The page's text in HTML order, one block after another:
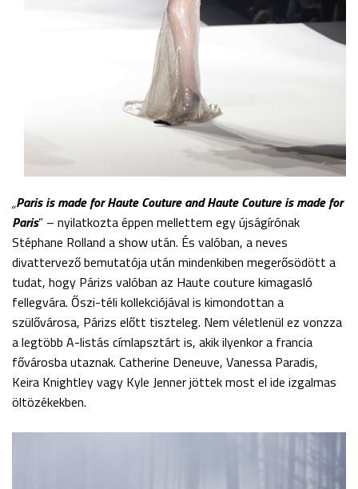
„Paris is made for Haute Couture and Haute Couture is made for
Paris” – nyilatkozta éppen mellettem egy újságírónak
Stéphane Rolland a show után. És valóban, a neves
divattervező bemutatója után mindenkiben megerősödött a
tudat, hogy Párizs valóban az Haute couture kimagasló
fellegvára. Őszi-téli kollekciójával is kimondottan a
szülővárosa, Párizs előtt tiszteleg. Nem véletlenül ez vonzza
a legtöbb A-listás címlapsztárt is, akik ilyenkor a francia
fővárosba utaznak. Catherine Deneuve, Vanessa Paradis,
Keira Knightley vagy Kyle Jenner jöttek most el ide izgalmas
öltözékekben.